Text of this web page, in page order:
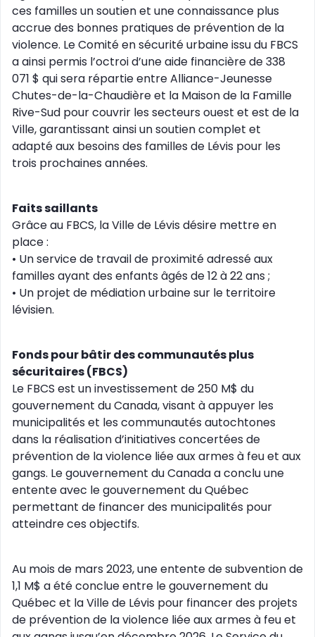
ces familles un soutien et une connaissance plus
accrue des bonnes pratiques de prévention de la
violence. Le Comité en sécurité urbaine issu du FBCS
a ainsi permis l’octroi d’une aide financière de 338
071 $ qui sera répartie entre Alliance-Jeunesse
Chutes-de-la-Chaudière et la Maison de la Famille
Rive-Sud pour couvrir les secteurs ouest et est de la
Ville, garantissant ainsi un soutien complet et
adapté aux besoins des familles de Lévis pour les
trois prochaines années.
Faits saillants
Grâce au FBCS, la Ville de Lévis désire mettre en
place :
• Un service de travail de proximité adressé aux
familles ayant des enfants âgés de 12 à 22 ans ;
• Un projet de médiation urbaine sur le territoire
lévisien.
Fonds pour bâtir des communautés plus
sécuritaires (FBCS)
Le FBCS est un investissement de 250 M$ du
gouvernement du Canada, visant à appuyer les
municipalités et les communautés autochtones
dans la réalisation d’initiatives concertées de
prévention de la violence liée aux armes à feu et aux
gangs. Le gouvernement du Canada a conclu une
entente avec le gouvernement du Québec
permettant de financer des municipalités pour
atteindre ces objectifs.
Au mois de mars 2023, une entente de subvention de
1,1 M$ a été conclue entre le gouvernement du
Québec et la Ville de Lévis pour financer des projets
de prévention de la violence liée aux armes à feu et